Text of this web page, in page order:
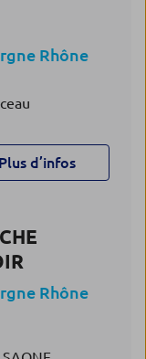
Rhône
Plus d’infos
Rhône